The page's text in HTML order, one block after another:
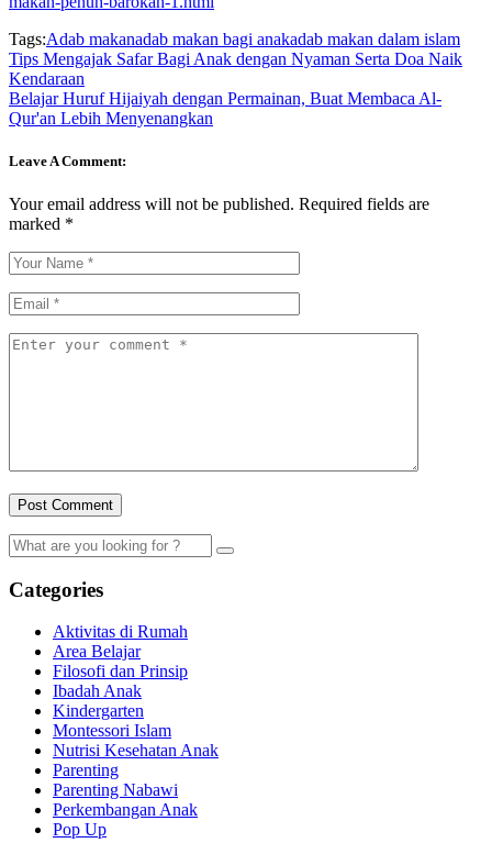
Tags:Adab makanadab makan bagi anakadab makan dalam islam
Tips Mengajak Safar Bagi Anak dengan Nyaman Serta Doa Naik
Kendaraan
Belajar Huruf Hijaiyah dengan Permainan, Buat Membaca Al-
Qur'an Lebih Menyenangkan
Leave A Comment:
Your email address will not be published. Required fields are
marked *
Categories
Aktivitas di Rumah
Area Belajar
Filosofi dan Prinsip
Ibadah Anak
Kindergarten
Montessori Islam
Nutrisi Kesehatan Anak
Parenting
Parenting Nabawi
Perkembangan Anak
Pop Up